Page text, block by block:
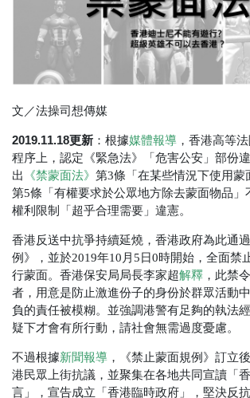
文／法操司想傳媒
2019.11.18更新 ：根據媒體報導 ，香港高等
程序上，認定《緊急法》「危害公安」部份
出
《禁蒙面法》 第3條「在某些情況下使用蒙
第5條「有權要求於公眾地方除去蒙面物品」
權利限制「超乎合理需要」違憲。
香港反送中抗爭持續延燒，香港政府為此通
例》，並於2019年10月5日0時開始，全面禁
行蒙面。香港保安局局長李家超解釋 ，此禁
者，用意是防止激進份子的身份於群眾活動
負的責任被模糊。並強調港警有足夠的執法
疑下才會有所行動，請社會無需過度憂慮。
不過根據新聞報導 ，《禁止蒙面規例》訂立
港民眾上街抗議，並聚集在各地共同宣讀「
言」，宣告成立「香港臨時政府」，堅決反